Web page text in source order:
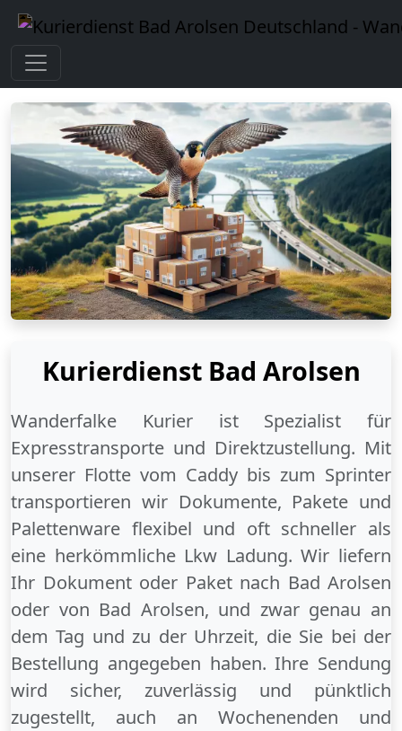
Kurierdienst Bad Arolsen
Wanderfalke Kurier ist Spezialist für
Expresstransporte und Direktzustellung. Mit
unserer Flotte vom Caddy bis zum Sprinter
transportieren wir Dokumente, Pakete und
Palettenware flexibel und oft schneller als
eine herkömmliche Lkw Ladung. Wir liefern
Ihr Dokument oder Paket nach Bad Arolsen
oder von Bad Arolsen, und zwar genau an
dem Tag und zu der Uhrzeit, die Sie bei der
Bestellung angegeben haben. Ihre Sendung
wird sicher, zuverlässig und pünktlich
zugestellt, auch an Wochenenden und